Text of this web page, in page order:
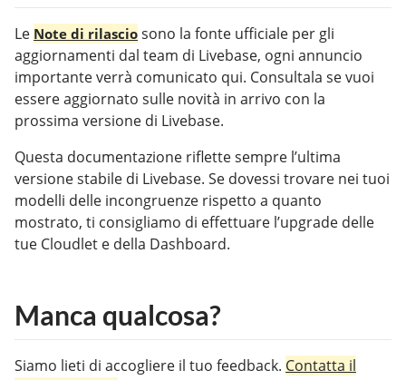
Le Note di rilascio sono la fonte ufficiale per gli
aggiornamenti dal team di Livebase, ogni annuncio
importante verrà comunicato qui. Consultala se vuoi
essere aggiornato sulle novità in arrivo con la
prossima versione di Livebase.
Questa documentazione riflette sempre l’ultima
versione stabile di Livebase. Se dovessi trovare nei tuoi
modelli delle incongruenze rispetto a quanto
mostrato, ti consigliamo di effettuare l’upgrade delle
tue Cloudlet e della Dashboard.
Manca qualcosa?
Siamo lieti di accogliere il tuo feedback. Contatta il